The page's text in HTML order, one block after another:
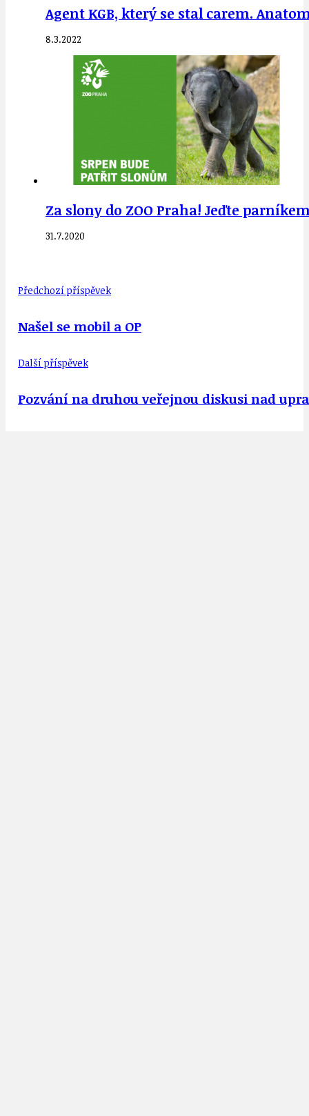
Agent KGB, který se stal carem.
8.3.2022
Za slony do ZOO Praha! Jeďte
31.7.2020
Předchozí příspěvek
Našel se mobil a OP
Další příspěvek
Pozvání na druhou veřejnou diskusi nad